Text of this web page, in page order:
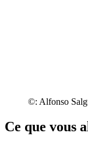
©: Alfonso
Ce que vous